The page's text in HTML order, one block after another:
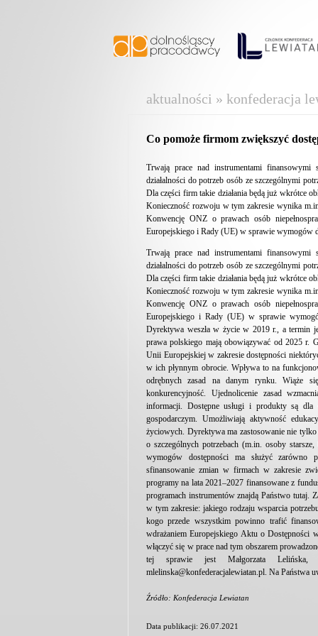
aktualności » konfederacja
Co pomoże firmom zwiększyć
Trwają prace nad instrumentami
działalności do potrzeb osób ze szczególnymi
Dla części firm takie działania będą już wkrótce
Konieczność rozwoju w tym zakresie wynika
Konwencję ONZ o prawach osób
Europejskiego i Rady (UE) w sprawie wymogów
Trwają prace nad instrumentami
działalności do potrzeb osób ze szczególnymi
Dla części firm takie działania będą już wkrótce
Konieczność rozwoju w tym zakresie wynika
Konwencję ONZ o prawach osób
Europejskiego i Rady (UE) w sprawie
Dyrektywa weszła w życie w 2019 r., a termin
prawa polskiego mają obowiązywać od 2025 r.
Unii Europejskiej w zakresie dostępności
w ich płynnym obrocie. Wpływa to na
odrębnych zasad na danym rynku. Wiąże
konkurencyjność. Ujednolicenie zasad
informacji. Dostępne usługi i produkty są dla
gospodarczym. Umożliwiają aktywność
życiowych. Dyrektywa ma zastosowanie nie
o szczególnych potrzebach (m.in. osoby
wymogów dostępności ma służyć zarówno
sfinansowanie zmian w firmach w zakresie
programy na lata 2021–2027 finansowane z
programach instrumentów znajdą Państwo tutaj.
w tym zakresie: jakiego rodzaju wsparcia
kogo przede wszystkim powinno trafić
wdrażaniem Europejskiego Aktu o Dostępności
włączyć się w prace nad tym obszarem
tej sprawie jest Małgorzata Lelińska,
mlelinska@konfederacjalewiatan.pl. Na Państwa
Źródło: Konfederacja Lewiatan
Data publikacji: 26.07.2021